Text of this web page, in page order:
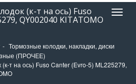
(к-т на ось) Fuso
QY002040 KITATOMO
Тормозные колодки, накладки, диски
(ПРОЧЕЕ)
т на ось) Fuso Canter (Evro-5) ML225279,